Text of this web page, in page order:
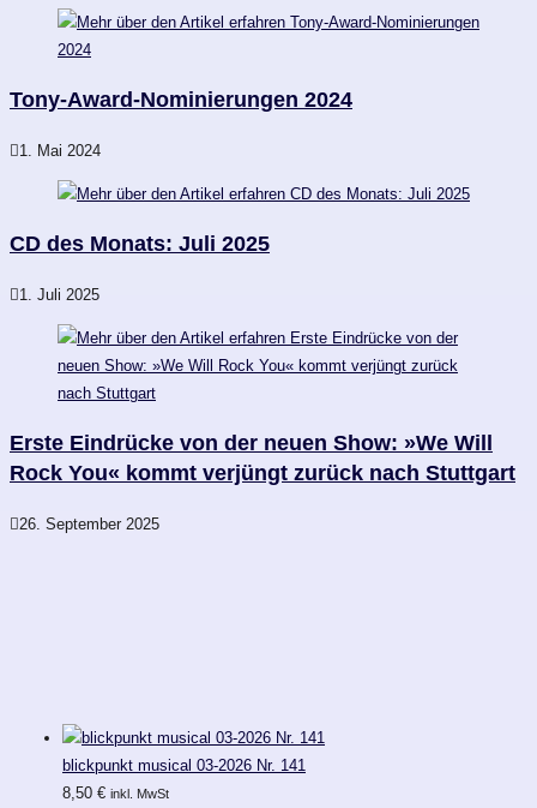
Tony-Award-Nominierungen 2024
1. Mai 2024
CD des Monats: Juli 2025
1. Juli 2025
Erste Eindrücke von der neuen Show: »We Will
Rock You« kommt verjüngt zurück nach Stuttgart
26. September 2025
blickpunkt musical 03-2026 Nr. 141
8,50 € inkl. MwSt